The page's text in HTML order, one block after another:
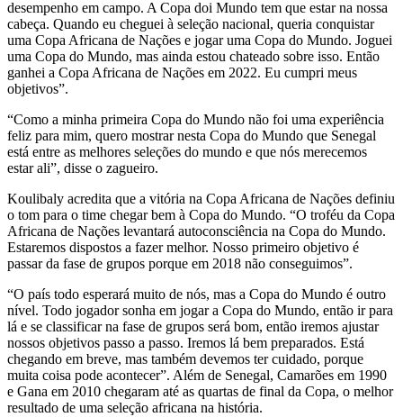
desempenho em campo. A Copa doi Mundo tem que estar na nossa
cabeça. Quando eu cheguei à seleção nacional, queria conquistar
uma Copa Africana de Nações e jogar uma Copa do Mundo. Joguei
uma Copa do Mundo, mas ainda estou chateado sobre isso. Então
ganhei a Copa Africana de Nações em 2022. Eu cumpri meus
objetivos”.
“Como a minha primeira Copa do Mundo não foi uma experiência
feliz para mim, quero mostrar nesta Copa do Mundo que Senegal
está entre as melhores seleções do mundo e que nós merecemos
estar ali”, disse o zagueiro.
Koulibaly acredita que a vitória na Copa Africana de Nações definiu
o tom para o time chegar bem à Copa do Mundo. “O troféu da Copa
Africana de Nações levantará autoconsciência na Copa do Mundo.
Estaremos dispostos a fazer melhor. Nosso primeiro objetivo é
passar da fase de grupos porque em 2018 não conseguimos”.
“O país todo esperará muito de nós, mas a Copa do Mundo é outro
nível. Todo jogador sonha em jogar a Copa do Mundo, então ir para
lá e se classificar na fase de grupos será bom, então iremos ajustar
nossos objetivos passo a passo. Iremos lá bem preparados. Está
chegando em breve, mas também devemos ter cuidado, porque
muita coisa pode acontecer”. Além de Senegal, Camarões em 1990
e Gana em 2010 chegaram até as quartas de final da Copa, o melhor
resultado de uma seleção africana na história.